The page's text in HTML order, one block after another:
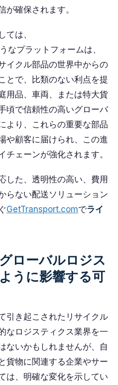
が確保されます。
ては、
なプラットフォームは、
イクル部品の世界中からの
とで、比類のない利点を提
用品、車両、または特大貨
頃で信頼性の高いグローバ
より、これらの重要な部品
や顧客に届けられ、この進
チェーンが強化されます。
した、透明性の高い、費用
らない配送ソリューション
GetTransport.comでライ
ローバルロジス
うに影響する可
引き起こされたリサイクル
なロジスティクス業界を一
ないかもしれませんが、自
貨物に関連する企業やサー
は、明確な変化を示してい